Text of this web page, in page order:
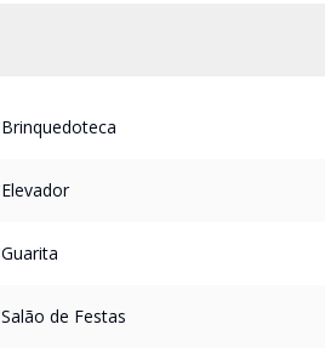
Brinquedoteca
Elevador
Guarita
Salão de Festas